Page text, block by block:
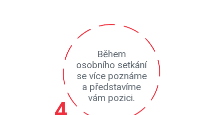
Během
osobního setkání
se více poznáme
a představíme
vám pozici.